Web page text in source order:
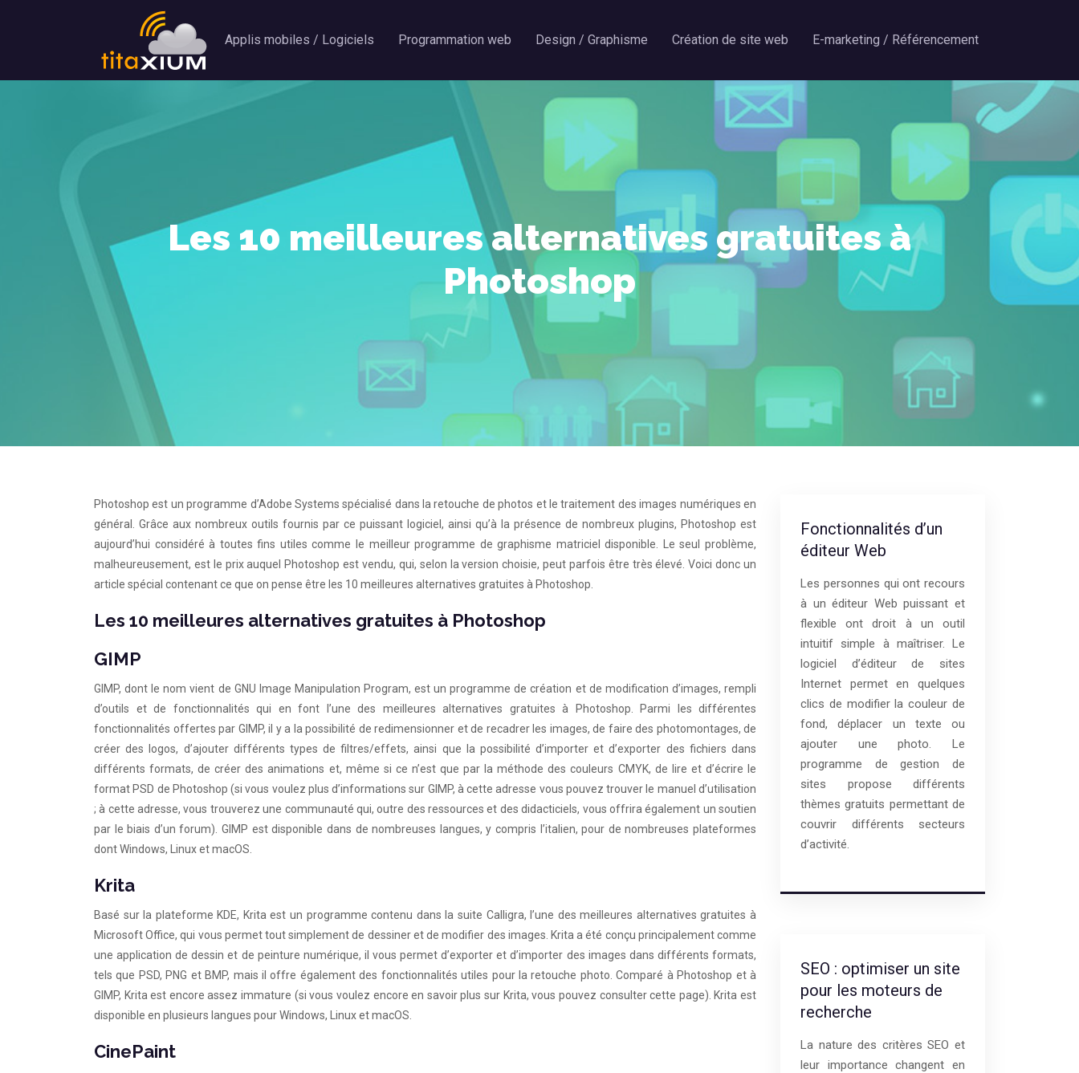
Applis mobiles / Logiciels Programmation web Design / Graphisme Création de site web E-marketing / Référencement
Les 10 meilleures alternatives gratuites à
Photoshop
Photoshop est un programme d’Adobe Systems spécialisé dans la retouche de photos et le traitement des images numériques en
général. Grâce aux nombreux outils fournis par ce puissant logiciel, ainsi qu’à la présence de nombreux plugins, Photoshop est
aujourd’hui considéré à toutes fins utiles comme le meilleur programme de graphisme matriciel disponible. Le seul problème,
malheureusement, est le prix auquel Photoshop est vendu, qui, selon la version choisie, peut parfois être très élevé. Voici donc un
article spécial contenant ce que on pense être les 10 meilleures alternatives gratuites à Photoshop.
Les 10 meilleures alternatives gratuites à Photoshop
GIMP
GIMP, dont le nom vient de GNU Image Manipulation Program, est un programme de création et de modification d’images, rempli
d’outils et de fonctionnalités qui en font l’une des meilleures alternatives gratuites à Photoshop. Parmi les différentes
fonctionnalités offertes par GIMP, il y a la possibilité de redimensionner et de recadrer les images, de faire des photomontages, de
créer des logos, d’ajouter différents types de filtres/effets, ainsi que la possibilité d’importer et d’exporter des fichiers dans
différents formats, de créer des animations et, même si ce n’est que par la méthode des couleurs CMYK, de lire et d’écrire le
format PSD de Photoshop (si vous voulez plus d’informations sur GIMP, à cette adresse vous pouvez trouver le manuel d’utilisation
; à cette adresse, vous trouverez une communauté qui, outre des ressources et des didacticiels, vous offrira également un soutien
par le biais d’un forum). GIMP est disponible dans de nombreuses langues, y compris l’italien, pour de nombreuses plateformes
dont Windows, Linux et macOS.
Krita
Basé sur la plateforme KDE, Krita est un programme contenu dans la suite Calligra, l’une des meilleures alternatives gratuites à
Microsoft Office, qui vous permet tout simplement de dessiner et de modifier des images. Krita a été conçu principalement comme
une application de dessin et de peinture numérique, il vous permet d’exporter et d’importer des images dans différents formats,
tels que PSD, PNG et BMP, mais il offre également des fonctionnalités utiles pour la retouche photo. Comparé à Photoshop et à
GIMP, Krita est encore assez immature (si vous voulez encore en savoir plus sur Krita, vous pouvez consulter cette page). Krita est
disponible en plusieurs langues pour Windows, Linux et macOS.
CinePaint
Fonctionnalités d’un
éditeur Web
Les personnes qui ont recours
à un éditeur Web puissant et
flexible ont droit à un outil
intuitif simple à maîtriser. Le
logiciel d’éditeur de sites
Internet permet en quelques
clics de modifier la couleur de
fond, déplacer un texte ou
ajouter une photo. Le
programme de gestion de
sites propose différents
thèmes gratuits permettant de
couvrir différents secteurs
d’activité.
SEO : optimiser un site
pour les moteurs de
recherche
La nature des critères SEO et
leur importance changent en